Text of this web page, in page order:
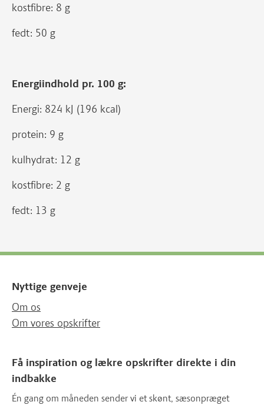
kostfibre: 8 g
fedt: 50 g
Energiindhold pr. 100 g:
Energi: 824 kJ (196 kcal)
protein: 9 g
kulhydrat: 12 g
kostfibre: 2 g
fedt: 13 g
Nyttige genveje
Om os
Om vores opskrifter
Få inspiration og lækre opskrifter direkte i din
indbakke
Én gang om måneden sender vi et skønt, sæsonpræget